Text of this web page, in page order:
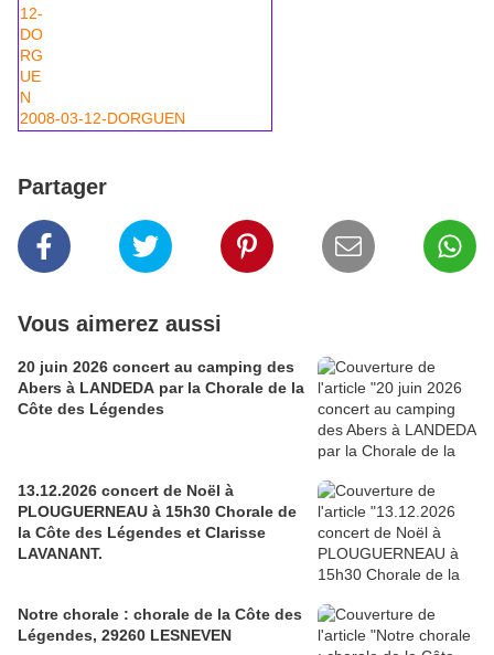
2008-03-12-DORGUEN
Partager
Vous aimerez aussi
20 juin 2026 concert au camping des
Abers à LANDEDA par la Chorale de la
Côte des Légendes
13.12.2026 concert de Noël à
PLOUGUERNEAU à 15h30 Chorale de
la Côte des Légendes et Clarisse
LAVANANT.
Notre chorale : chorale de la Côte des
Légendes, 29260 LESNEVEN